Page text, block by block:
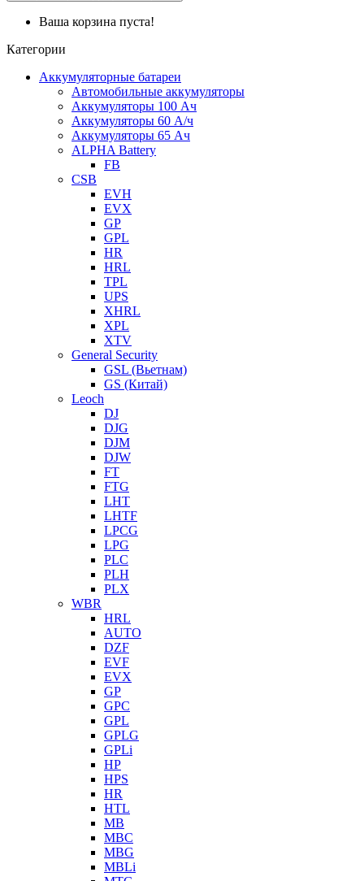
Ваша корзина пуста!
Категории
Аккумуляторные батареи
Автомобильные аккумуляторы
Аккумуляторы 100 Ач
Аккумуляторы 60 А/ч
Аккумуляторы 65 Ач
ALPHA Battery
FB
CSB
EVH
EVX
GP
GPL
HR
HRL
TPL
UPS
XHRL
XPL
XTV
General Security
GSL (Вьетнам)
GS (Китай)
Leoch
DJ
DJG
DJM
DJW
FT
FTG
LHT
LHTF
LPCG
LPG
PLC
PLH
PLX
WBR
HRL
AUTO
DZF
EVF
EVX
GP
GPC
GPL
GPLG
GPLi
HP
HPS
HR
HTL
MB
MBC
MBG
MBLi